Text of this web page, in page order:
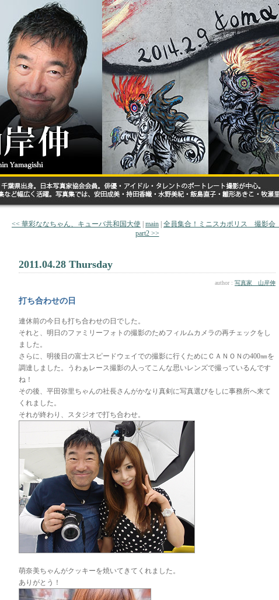
<< 華彩ななちゃん、キューバ共和国大使 main 全員集合！ミニスカポリス 撮影会
part2 >>
2011.04.28 Thursday
author : 写真家 山岸伸
打ち合わせの日
連休前の今日も打ち合わせの日でした。
それと、明日のファミリーフォトの撮影のためフィルムカメラの再チェックをし
ました。
さらに、明後日の富士スピードウェイでの撮影に行くためにＣＡＮＯＮの400㎜を
調達しました。うわぁレース撮影の人ってこんな思いレンズで撮っているんです
ね！
その後、平田弥里ちゃんの社長さんがかなり真剣に写真選びをしに事務所へ来て
くれました。
それが終わり、スタジオで打ち合わせ。
萌奈美ちゃんがクッキーを焼いてきてくれました。
ありがとう！